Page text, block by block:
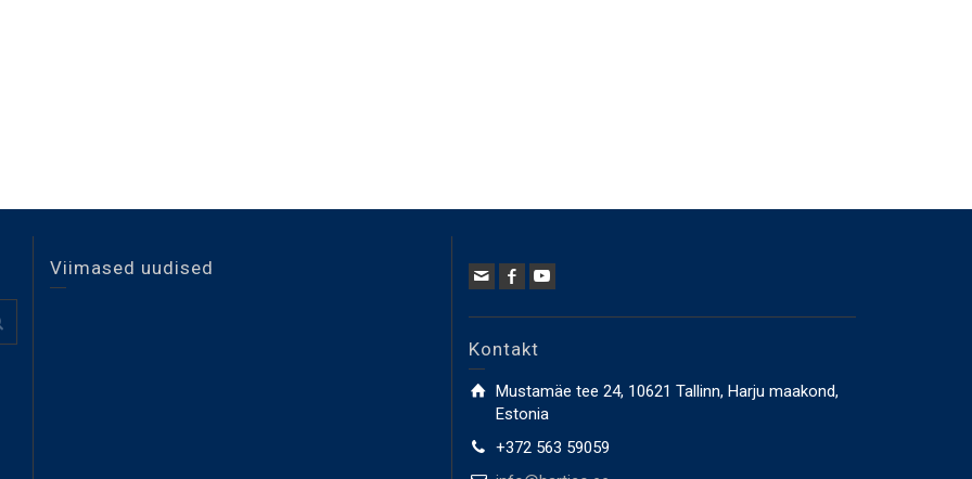
Viimased uudised
Kontakt
Mustamäe tee 24, 10621 Tallinn, Harju maakond,
Estonia
+372 563 59059